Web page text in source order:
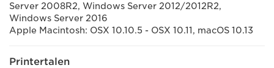
Server 2008R2, Windows Server 2012/2012R2,
Windows Server 2016
Apple Macintosh: OSX 10.10.5 - OSX 10.11, macOS 10.13
Printertalen